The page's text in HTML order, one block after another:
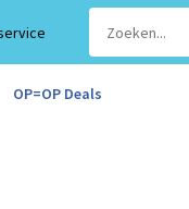
OP=OP Deals